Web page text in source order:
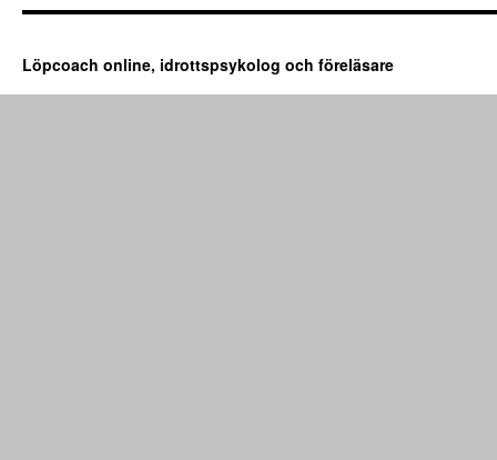
Löpcoach online, idrottspsykolog och föreläsare